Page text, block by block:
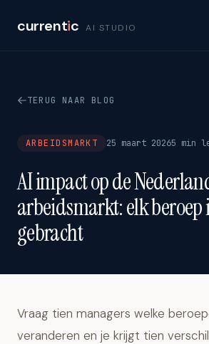
currentic AI STUDIO
TERUG NAAR BLOG
ARBEIDSMARKT 25 maart 20265 min
AI impact op de
arbeidsmarkt: elk
gebracht
Vraag tien managers welke
veranderen en je krijgt tien